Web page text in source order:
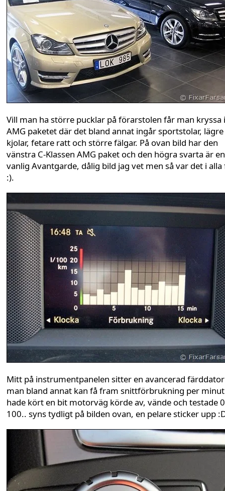
Vill man ha större pucklar på förarstolen får man kryssa i
AMG paketet där det bland annat ingår sportstolar, lägre
kjolar, fetare ratt och större fälgar. På ovan bild har den
vänstra C-Klassen AMG paket och den högra svarta är en
vanlig Avantgarde, dålig bild jag vet men så var det i alla
:).
Mitt på instrumentpanelen sitter en avancerad
man bland annat kan få fram snittförbrukning per
hade kört en bit motorväg körde av, vände och testade
100.. syns tydligt på bilden ovan, en pelare sticker upp